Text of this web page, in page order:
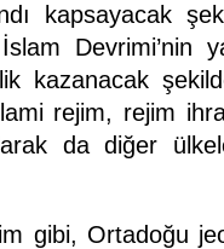
kapsayacak
Devrimi’nin
kazanacak
rejim, rejim
da diğer
gibi, Ortadoğu